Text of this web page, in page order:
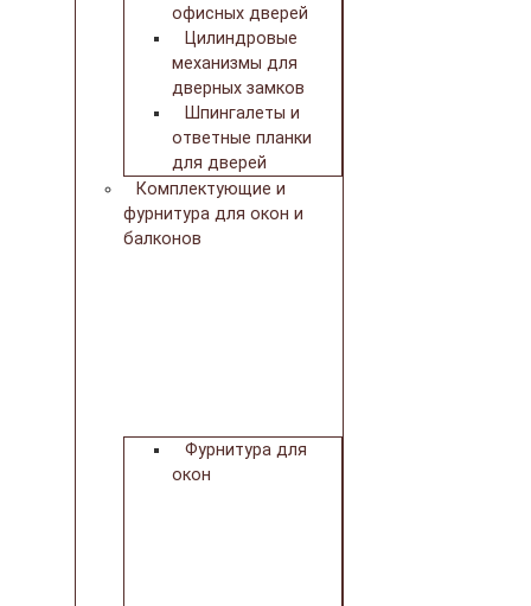
офисных дверей
Цилиндровые
механизмы для
дверных замков
Шпингалеты и
ответные планки
для дверей
Комплектующие и
фурнитура для окон и
балконов
Фурнитура для
окон